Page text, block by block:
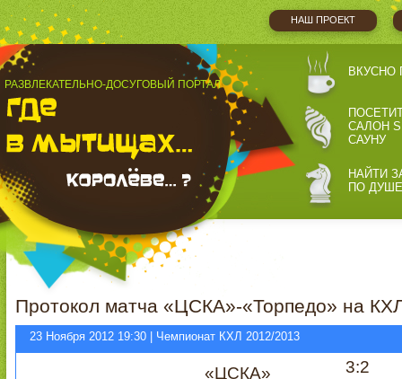
НАШ ПРОЕКТ
РАЗВЛЕКАТЕЛЬНО-ДОСУГОВЫЙ ПОРТАЛ
ВКУСНО
САЛОН
САУНУ
НАЙТИ
ПО ДУШЕ
Протокол матча «ЦСКА»-«Торпедо» на
23 Ноября 2012 19:30 | Чемпионат КХЛ 2012/2013
«ЦСКА» 3:2